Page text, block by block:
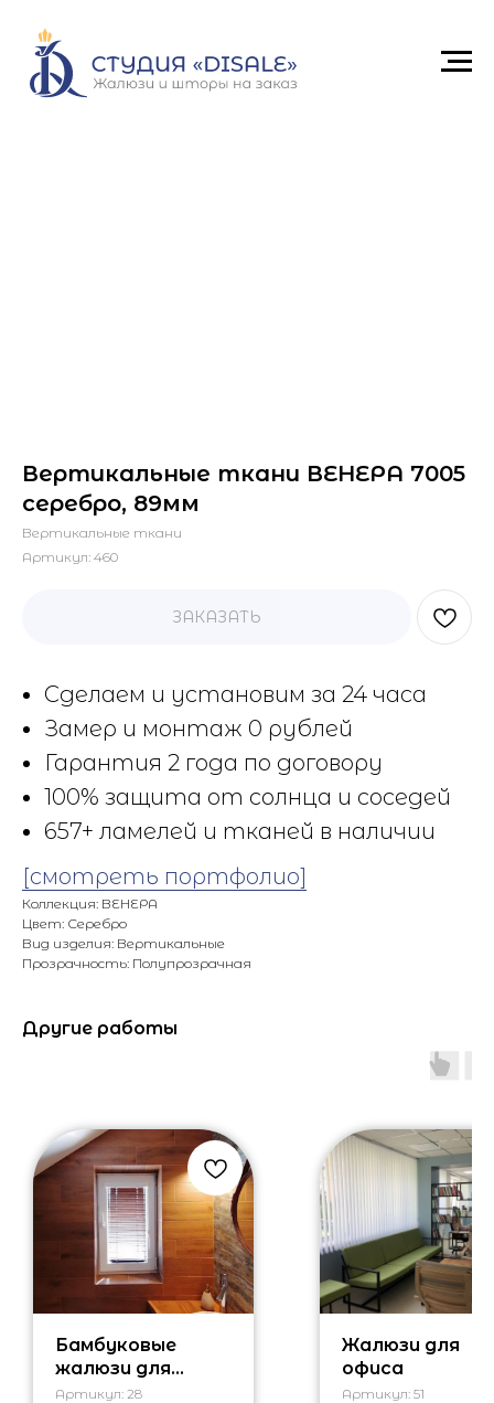
Вертикальные ткани ВЕНЕРА 7005
серебро, 89мм
Вертикальные ткани
Артикул: 460
ЗАКАЗАТЬ
Сделаем и установим за 24 часа
Замер и монтаж 0 рублей
Гарантия 2 года по договору
100% защита от солнца и соседей
657+ ламелей и тканей в наличии
[смотреть портфолио]
Коллекция: ВЕНЕРА
Цвет: Серебро
Вид изделия: Вертикальные
Прозрачность: Полупрозрачная
Другие работы
Бамбуковые
жалюзи для
маленького окна
Артикул: 28
Жалюзи для
офиса
Артикул: 51